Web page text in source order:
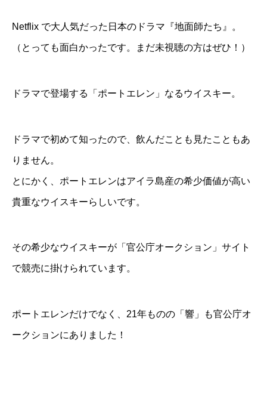
Netflix で大人気だった日本のドラマ 『地面師たち』 。
（とっても面白かったです。まだ未視聴の方はぜひ！）
ドラマで登場する「ポートエレン」なるウイスキー。
ドラマで初めて知ったので、飲んだことも見たこともあ
りません。
とにかく、ポートエレンはアイラ島産の希少価値が高い
貴重なウイスキーらしいです。
その希少なウイスキーが「 官公庁オークション 」サイト
で競売に掛けられています。
ポートエレンだけでなく、21年ものの「響」も官公庁オ
ークションにありました！